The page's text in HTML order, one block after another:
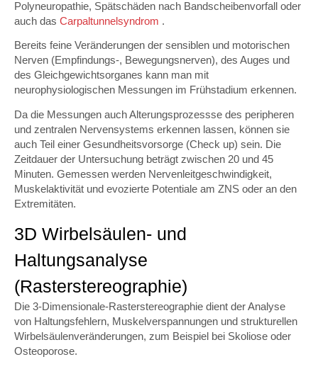
Polyneuropathie, Spätschäden nach Bandscheibenvorfall oder
auch das Carpaltunnelsyndrom .
Bereits feine Veränderungen der sensiblen und motorischen
Nerven (Empfindungs-, Bewegungsnerven), des Auges und
des Gleichgewichtsorganes kann man mit
neurophysiologischen Messungen im Frühstadium erkennen.
Da die Messungen auch Alterungsprozessse des peripheren
und zentralen Nervensystems erkennen lassen, können sie
auch Teil einer Gesundheitsvorsorge (Check up) sein. Die
Zeitdauer der Untersuchung beträgt zwischen 20 und 45
Minuten. Gemessen werden Nervenleitgeschwindigkeit,
Muskelaktivität und evozierte Potentiale am ZNS oder an den
Extremitäten.
3D Wirbelsäulen- und
Haltungsanalyse
(Rasterstereographie)
Die 3-Dimensionale-Rasterstereographie dient der Analyse
von Haltungsfehlern, Muskelverspannungen und strukturellen
Wirbelsäulenveränderungen, zum Beispiel bei Skoliose oder
Osteoporose.